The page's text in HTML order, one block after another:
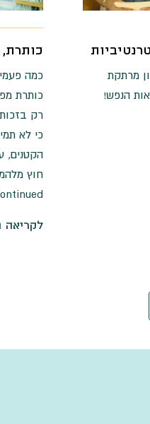
מרתקת
הנפש!
כמה
כותרת
רק
כי לא
הקטנים,
חוץ
לקריאה